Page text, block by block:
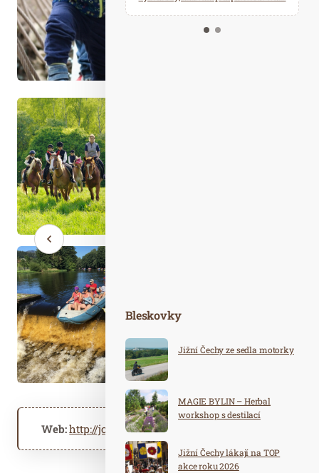
Kalendář událostí
Odebírejte náš newsletter
Web:http://jccr.czhttp://jiznicechy.cz
Bleskovky
Jižní Čechy ze sedla motorky
MAGIE BYLIN – Herbal
workshop s destilací
Jižní Čechy lákají na TOP
akce roku 2026